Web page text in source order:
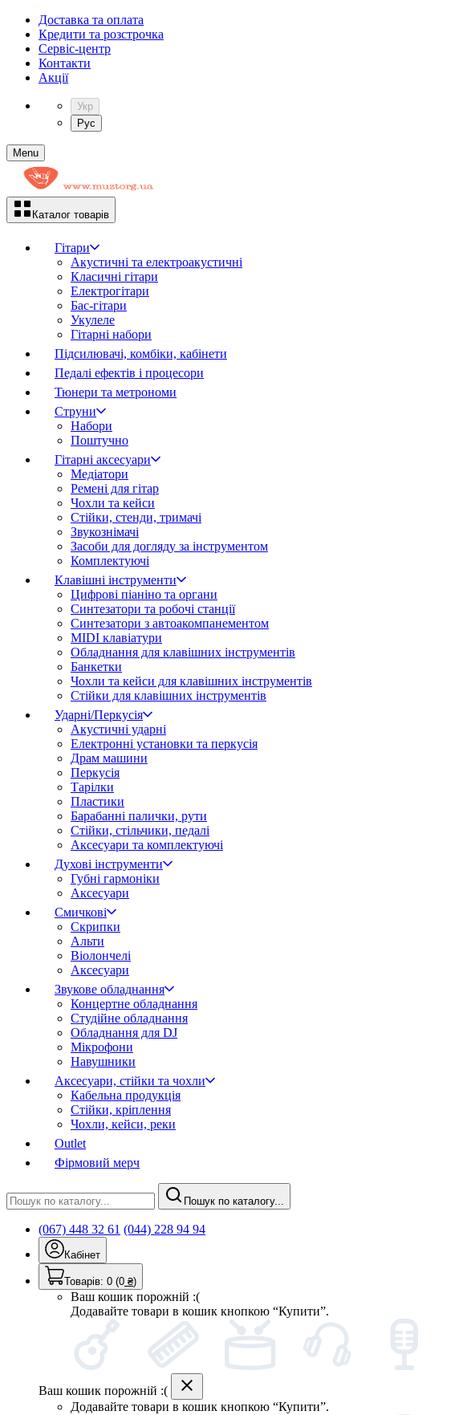
Доставка та оплата
Кредити та розстрочка
Сервіc-центр
Контакти
Акції
Укр
Рус
Menu
Каталог товарів
Гітари
Акустичні та електроакустичні
Класичні гітари
Електрогітари
Бас-гітари
Укулеле
Гітарні набори
Підсилювачі, комбіки, кабінети
Педалі ефектів і процесори
Тюнери та метрономи
Струни
Набори
Поштучно
Гітарні аксесуари
Медіатори
Ремені для гітар
Чохли та кейси
Стійки, стенди, тримачі
Звукознімачі
Засоби для догляду за інструментом
Комплектуючі
Клавішні інструменти
Цифрові піаніно та органи
Синтезатори та робочі станції
Синтезатори з автоакомпанементом
MIDI клавіатури
Обладнання для клавішних інструментів
Банкетки
Чохли та кейси для клавішних інструментів
Стійки для клавішних інструментів
Ударні/Перкусія
Акустичні ударні
Електронні установки та перкусія
Драм машини
Перкусія
Тарілки
Пластики
Барабанні палички, рути
Стійки, стільчики, педалі
Аксесуари та комплектуючі
Духові інструменти
Губні гармоніки
Аксесуари
Смичкові
Скрипки
Альти
Віолончелі
Аксесуари
Звукове обладнання
Концертне обладнання
Студійне обладнання
Обладнання для DJ
Мікрофони
Навушники
Аксесуари, стійки та чохли
Кабельна продукція
Стійки, кріплення
Чохли, кейси, реки
Outlet
Фірмовий мерч
Пошук по каталогу...
(067) 448 32 61 (044) 228 94 94
Кабінет
Товарів: 0 (0 ₴)
Ваш кошик порожній :(
Додавайте товари в кошик кнопкою “Купити”.
Ваш кошик порожній :(
Додавайте товари в кошик кнопкою “Купити”.